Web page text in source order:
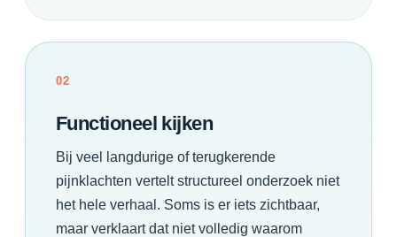
02
Functioneel kijken
Bij veel langdurige of terugkerende
pijnklachten vertelt structureel onderzoek niet
het hele verhaal. Soms is er iets zichtbaar,
maar verklaart dat niet volledig waarom